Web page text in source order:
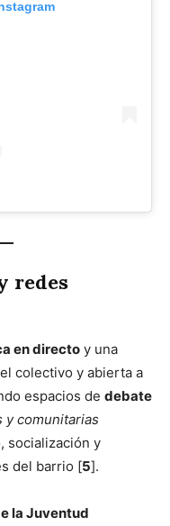
redes
en directo y una
colectivo y abierta a
espacios de debate
y comunitarias
socialización y
del barrio [5].
la Juventud